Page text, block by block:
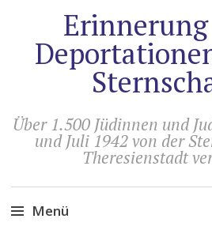
Über 1.500 Jüdinnen und
und Juli 1942 von der
Theresienstadt
Menü